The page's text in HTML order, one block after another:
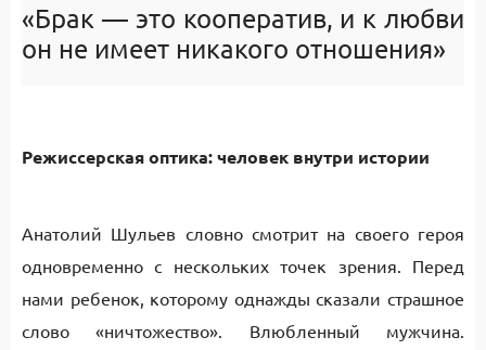
«Брак — это кооператив, и к любви
он не имеет никакого отношения»
Режиссерская оптика: человек внутри истории
Анатолий Шульев словно смотрит на своего героя
одновременно с нескольких точек зрения. Перед
нами ребенок, которому однажды сказали страшное
слово «ничтожество». Влюбленный мужчина.